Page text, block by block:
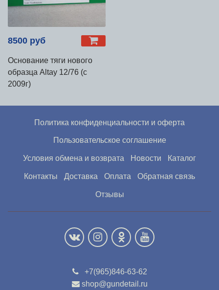
8500 руб
Основание тяги нового
образца Altay 12/76 (с
2009г)
Политика конфиденциальности и оферта
Пользовательское соглашение
Условия обмена и возврата Новости Каталог
Контакты Доставка Оплата Обратная связь
Отзывы
+7(965)846-63-62
shop@gundetail.ru